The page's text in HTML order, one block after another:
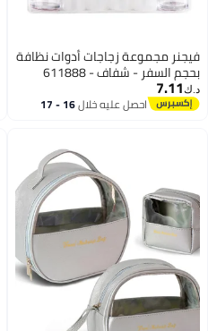
فيجنر مجموعة زجاجات أدوات نظافة
بحجم السفر - شفاف - 611888
د.ك‏7.11
احصل عليه خلال 16 - 17